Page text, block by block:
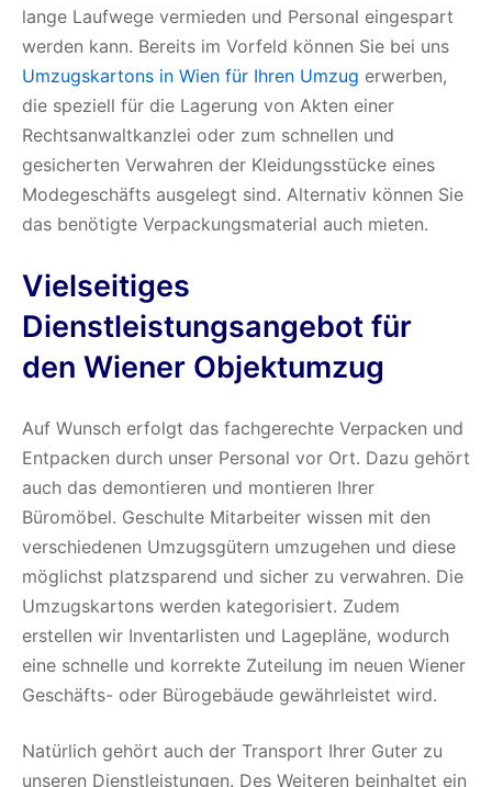
lange Laufwege vermieden und Personal eingespart
werden kann. Bereits im Vorfeld können Sie bei uns
Umzugskartons in Wien für Ihren Umzug erwerben,
die speziell für die Lagerung von Akten einer
Rechtsanwaltkanzlei oder zum schnellen und
gesicherten Verwahren der Kleidungsstücke eines
Modegeschäfts ausgelegt sind. Alternativ können Sie
das benötigte Verpackungsmaterial auch mieten.
Vielseitiges
Dienstleistungsangebot für
den Wiener Objektumzug
Auf Wunsch erfolgt das fachgerechte Verpacken und
Entpacken durch unser Personal vor Ort. Dazu gehört
auch das demontieren und montieren Ihrer
Büromöbel. Geschulte Mitarbeiter wissen mit den
verschiedenen Umzugsgütern umzugehen und diese
möglichst platzsparend und sicher zu verwahren. Die
Umzugskartons werden kategorisiert. Zudem
erstellen wir Inventarlisten und Lagepläne, wodurch
eine schnelle und korrekte Zuteilung im neuen Wiener
Geschäfts- oder Bürogebäude gewährleistet wird.
Natürlich gehört auch der Transport Ihrer Guter zu
unseren Dienstleistungen. Des Weiteren beinhaltet ein